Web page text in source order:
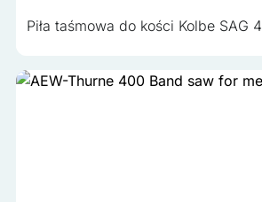
Piła taśmowa do kości Kolbe SAG 4